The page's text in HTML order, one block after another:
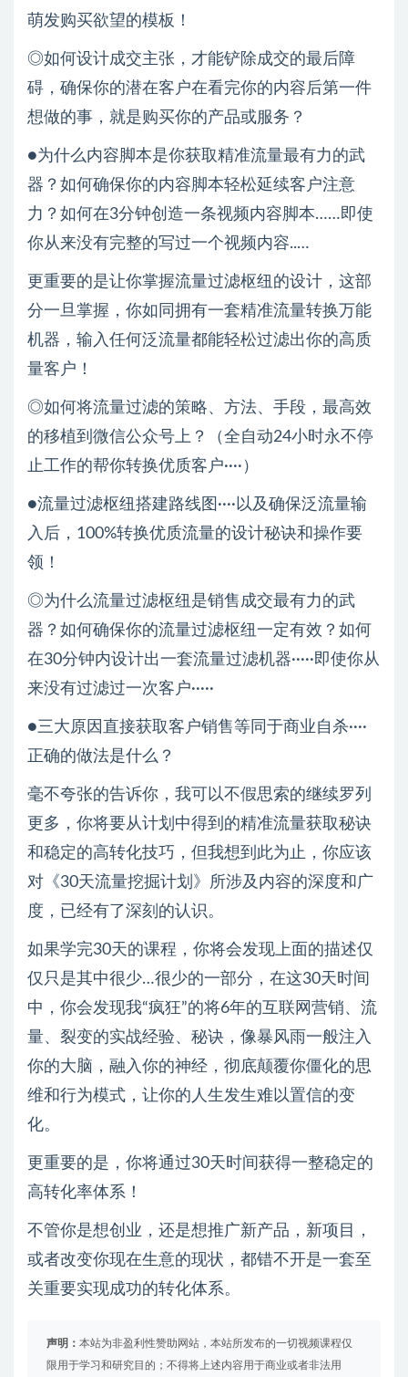
萌发购买欲望的模板！
◎如何设计成交主张，才能铲除成交的最后障
碍，确保你的潜在客户在看完你的内容后第一件
想做的事，就是购买你的产品或服务？
●为什么内容脚本是你获取精准流量最有力的武
器？如何确保你的内容脚本轻松延续客户注意
力？如何在3分钟创造一条视频内容脚本……即使
你从来没有完整的写过一个视频内容..…
更重要的是让你掌握流量过滤枢纽的设计，这部
分一旦掌握，你如同拥有一套精准流量转换万能
机器，输入任何泛流量都能轻松过滤出你的高质
量客户！
◎如何将流量过滤的策略、方法、手段，最高效
的移植到微信公众号上？（全自动24小时永不停
止工作的帮你转换优质客户····）
●流量过滤枢纽搭建路线图····以及确保泛流量输
入后，100%转换优质流量的设计秘诀和操作要
领！
◎为什么流量过滤枢纽是销售成交最有力的武
器？如何确保你的流量过滤枢纽一定有效？如何
在30分钟内设计出一套流量过滤机器·····即使你从
来没有过滤过一次客户·····
●三大原因直接获取客户销售等同于商业自杀····
正确的做法是什么？
毫不夸张的告诉你，我可以不假思索的继续罗列
更多，你将要从计划中得到的精准流量获取秘诀
和稳定的高转化技巧，但我想到此为止，你应该
对《30天流量挖掘计划》所涉及内容的深度和广
度，已经有了深刻的认识。
如果学完30天的课程，你将会发现上面的描述仅
仅只是其中很少…很少的一部分，在这30天时间
中，你会发现我“疯狂”的将6年的互联网营销、流
量、裂变的实战经验、秘诀，像暴风雨一般注入
你的大脑，融入你的神经，彻底颠覆你僵化的思
维和行为模式，让你的人生发生难以置信的变
化。
更重要的是，你将通过30天时间获得一整稳定的
高转化率体系！
不管你是想创业，还是想推广新产品，新项目，
或者改变你现在生意的现状，都错不开是一套至
关重要实现成功的转化体系。
声明： 本站为非盈利性赞助网站，本站所发布的一切视频课程仅
限用于学习和研究目的；不得将上述内容用于商业或者非法用